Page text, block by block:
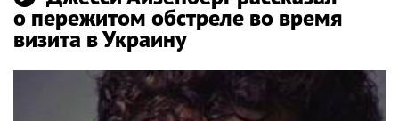
о пережитом обстреле во время
визита в Украину